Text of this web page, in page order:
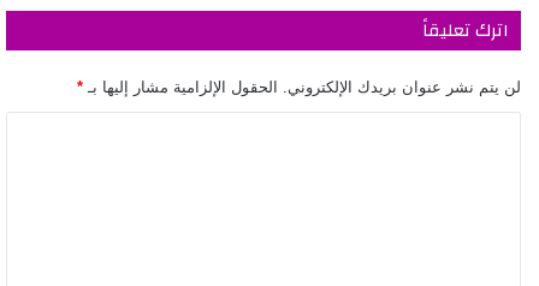
اترك تعليقاً
لن يتم نشر عنوان بريدك الإلكتروني. الحقول الإلزامية مشار إليها بـ *